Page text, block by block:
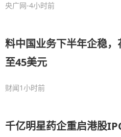
央广网-4小时前
料中国业务下半年企稳
至45美元
财闻1小时前
千亿明星药企重启港股